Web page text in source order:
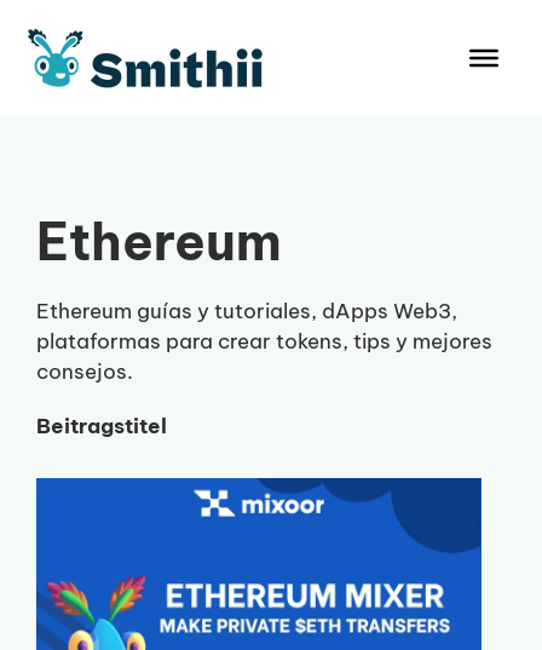
Inhalt
springen
Ethereum
Ethereum guías y tutoriales, dApps Web3,
plataformas para crear tokens, tips y mejores
consejos.
Beitragstitel